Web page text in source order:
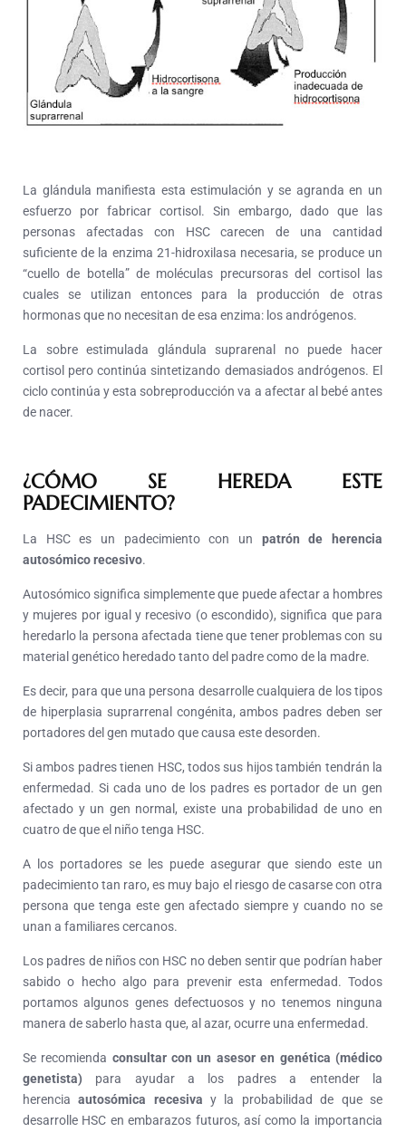
La glándula manifiesta esta estimulación y se agranda en un
esfuerzo por fabricar cortisol. Sin embargo, dado que las
personas afectadas con HSC carecen de una cantidad
suficiente de la enzima 21-hidroxilasa necesaria, se produce un
“cuello de botella” de moléculas precursoras del cortisol las
cuales se utilizan entonces para la producción de otras
hormonas que no necesitan de esa enzima: los andrógenos.
La sobre estimulada glándula suprarenal no puede hacer
cortisol pero continúa sintetizando demasiados andrógenos. El
ciclo continúa y esta sobreproducción va a afectar al bebé antes
de nacer.
¿CÓMO SE HEREDA ESTE
PADECIMIENTO?
La HSC es un padecimiento con un patrón de herencia
autosómico recesivo.
Autosómico significa simplemente que puede afectar a hombres
y mujeres por igual y recesivo (o escondido), significa que para
heredarlo la persona afectada tiene que tener problemas con su
material genético heredado tanto del padre como de la madre.
Es decir, para que una persona desarrolle cualquiera de los tipos
de hiperplasia suprarrenal congénita, ambos padres deben ser
portadores del gen mutado que causa este desorden.
Si ambos padres tienen HSC, todos sus hijos también tendrán la
enfermedad. Si cada uno de los padres es portador de un gen
afectado y un gen normal, existe una probabilidad de uno en
cuatro de que el niño tenga HSC.
A los portadores se les puede asegurar que siendo este un
padecimiento tan raro, es muy bajo el riesgo de casarse con otra
persona que tenga este gen afectado siempre y cuando no se
unan a familiares cercanos.
Los padres de niños con HSC no deben sentir que podrían haber
sabido o hecho algo para prevenir esta enfermedad. Todos
portamos algunos genes defectuosos y no tenemos ninguna
manera de saberlo hasta que, al azar, ocurre una enfermedad.
Se recomienda consultar con un asesor en genética (médico
genetista)
para ayudar a los padres a entender la
herenciaautosómica recesiva y la probabilidad de que se
desarrolle HSC en embarazos futuros, así como la importancia